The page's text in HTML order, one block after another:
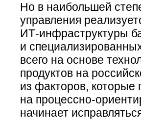
Но в наибольшей
управления
ИТ-инфраструктуры
и
всего на основе
продуктов на
из факторов, которые
на процессно-
начинает